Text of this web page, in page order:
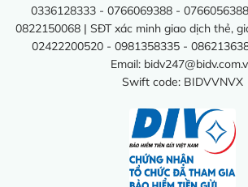
0336128333 - 0766069388 -
0822150068 | SĐT xác minh giao dịch thẻ,
02422200520 - 0981358335 -
Email:
Swift code: BIDVVNVX